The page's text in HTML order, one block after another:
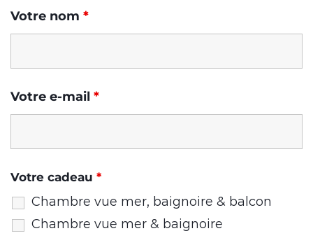
Votre nom *
Votre e-mail *
Votre cadeau *
Chambre vue mer, baignoire & balcon
Chambre vue mer & baignoire